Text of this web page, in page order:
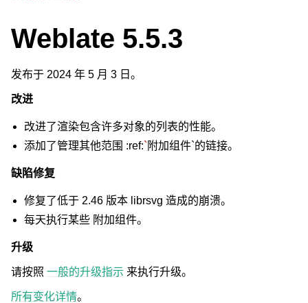
Weblate 5.5.3
发布于 2024 年 5 月 3 日。
改进
改进了渲染包含许多对象的列表的性能。
添加了管理其他范围 :ref:` 附加组件`的链接。
缺陷修复
修复了低于 2.46 版本 librsvg 造成的崩溃。
每天执行某些 附加组件。
升级
请按照 一般的升级指示 来执行升级。
所有变化详情。